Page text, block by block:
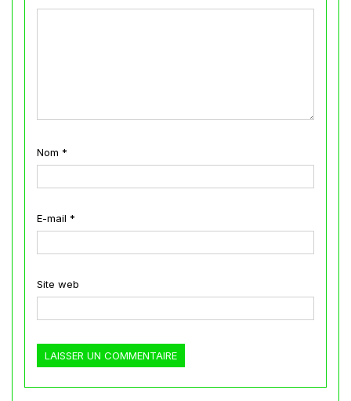
Nom *
E-mail *
Site web